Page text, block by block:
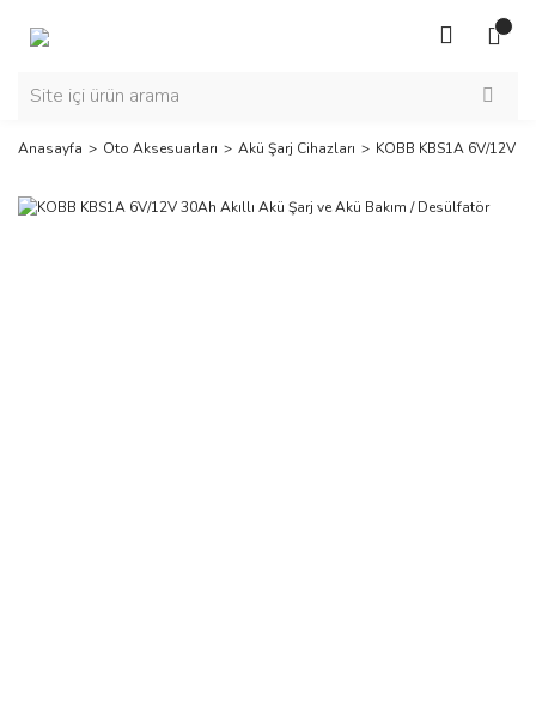
Anasayfa Oto Aksesuarları Akü Şarj Cihazları KOBB KBS1A 6V/12V